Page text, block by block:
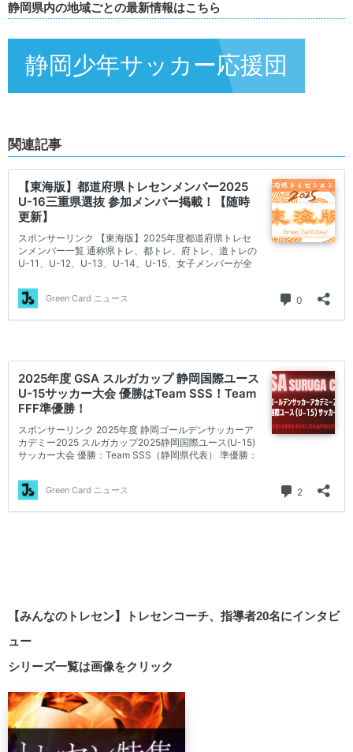
静岡県内の地域ごとの最新情報はこちら
静岡少年サッカー応援団
関連記事
【みんなのトレセン】トレセンコーチ、指導者20名にインタビ
ュー
シリーズ一覧は画像をクリック